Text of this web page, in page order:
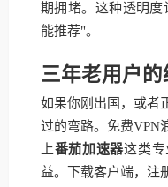
期拥堵。这种透明
能推荐"。
三年老用户
如果你刚出国，或者
过的弯路。免费VPN
上番茄加速器这类
益。下载客户端，注